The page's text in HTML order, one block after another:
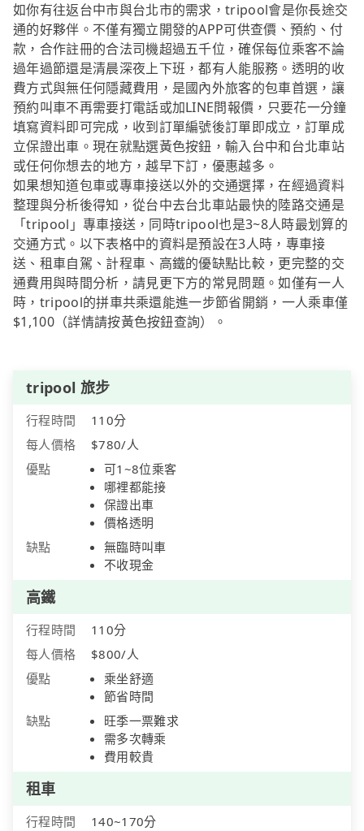
如你有往返台中市與台北市的需求，tripool會是你長途交
通的好夥伴。不僅有獨立開發的APP可供查價、預約、付
款，合作註冊的合法司機超過五千位，確保每位乘客不論
過年過節還是清晨深夜上下班，都有人能服務。透明的收
費方式與無任何隱藏費用，是國內外旅客的包車首選，讓
預約叫車不再需要打電話或加LINE問報價，只要花一分鐘
填寫資料即可完成，收到訂單編號後訂單即成立，訂單成
立保證出車。現在就點選黃色按鈕，輸入台中和台北車站
或任何你想去的地方，越早下訂，優惠越多。
如果想知道包車或專車接送以外的交通選擇，在經過資料
整理與分析後得知，從台中去台北車站最快的陸路交通是
「tripool」專車接送，同時tripool也是3~8人時最划算的
交通方式。以下表格中的資料是預設在3人時，專車接
送、租車自駕、計程車、高鐵的優缺點比較，更完整的交
通費用與時間分析，請見更下方的常見問題。如僅有一人
時，tripool的拼車共乘還能進一步節省開銷，一人乘車僅
$1,100（詳情請按黃色按鈕查詢）。
tripool 旅步
行程時間
110分
每人價格
$780/人
優點
可1~8位乘客
哪裡都能接
保證出車
價格透明
缺點
無臨時叫車
不收現金
高鐵
行程時間
110分
每人價格
$800/人
優點
乘坐舒適
節省時間
缺點
旺季一票難求
需多次轉乘
費用較貴
租車
行程時間
140~170分